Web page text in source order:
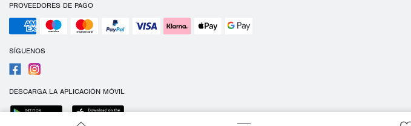
PROVEEDORES DE PAGO
SÍGUENOS
DESCARGA LA APLICACIÓN MÓVIL